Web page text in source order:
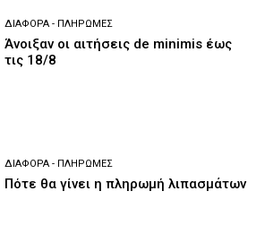
ΔΙΆΦΟΡΑ - ΠΛΗΡΩΜΈΣ
Άνοιξαν οι αιτήσεις de minimis έως
τις 18/8
ΔΙΆΦΟΡΑ - ΠΛΗΡΩΜΈΣ
Πότε θα γίνει η πληρωμή λιπασμάτων